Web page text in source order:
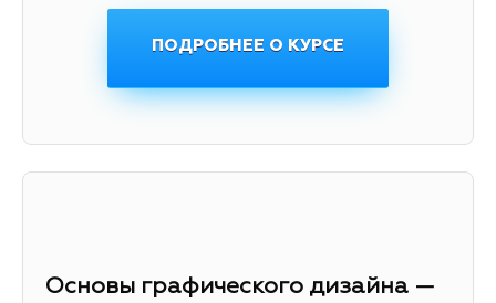
ПОДРОБНЕЕ О КУРСЕ
Основы графического дизайна —